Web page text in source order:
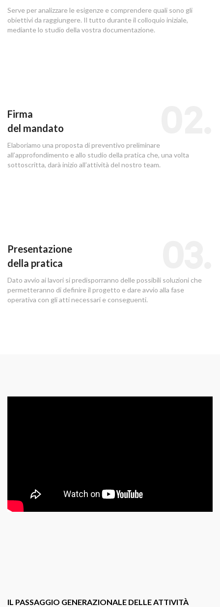
Serve per analizzare le esigenze e comprendere quali sono gli
obiettivi da raggiungere. Il tutto durante il colloquio iniziale,
mediante lo studio della vostra documentazione.
Firma
del mandato
Elaboriamo una proposta di preventivo preliminare
all’approfondimento e allo studio della pratica che, una volta
sottoscritta, darà inizio all’attività del nostro team.
Presentazione
della pratica
Dato avvio ai lavori si predisporranno delle possibili soluzioni che
permetteranno di definire il progetto e dare avvio alla fase
operativa con gli atti necessari e conseguenti.
IL PASSAGGIO GENERAZIONALE DELLE ATTIVITÀ